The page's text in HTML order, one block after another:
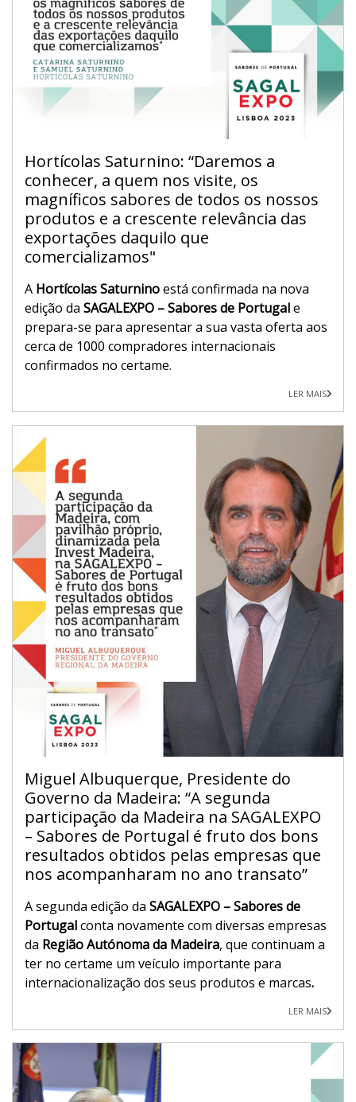
Hortícolas Saturnino: “Daremos a
conhecer, a quem nos visite, os
magníficos sabores de todos os nossos
produtos e a crescente relevância das
exportações daquilo que
comercializamos"
A Hortícolas Saturninoestá confirmada na nova
edição da SAGALEXPO – Sabores de Portugale
prepara-se para apresentar a sua vasta oferta aos
cerca de 1000 compradores internacionais
confirmados no certame.
LER MAIS
Miguel Albuquerque, Presidente do
Governo da Madeira: “A segunda
participação da Madeira na SAGALEXPO
– Sabores de Portugal é fruto dos bons
resultados obtidos pelas empresas que
nos acompanharam no ano transato”
A segunda edição da SAGALEXPO – Sabores de
Portugalconta novamente com diversas empresas
da Região Autónoma da Madeira, que continuam a
ter no certame um veículo importante para
internacionalização dos seus produtos e marcas.
LER MAIS